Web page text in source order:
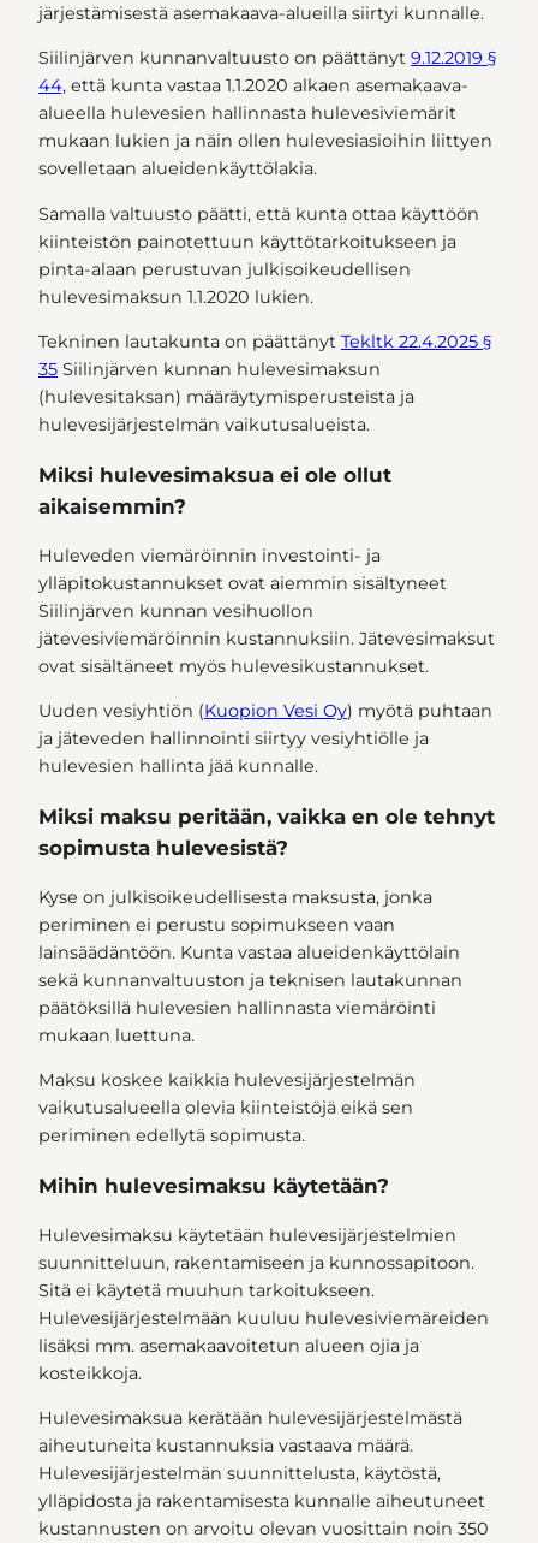
järjestämisestä asemakaava-alueilla siirtyi kunnalle.
Siilinjärven kunnanvaltuusto on päättänyt 9.12.2019 §
44, että kunta vastaa 1.1.2020 alkaen asemakaava-
alueella hulevesien hallinnasta hulevesiviemärit
mukaan lukien ja näin ollen hulevesiasioihin liittyen
sovelletaan alueidenkäyttölakia.
Samalla valtuusto päätti, että kunta ottaa käyttöön
kiinteistön painotettuun käyttötarkoitukseen ja
pinta-alaan perustuvan julkisoikeudellisen
hulevesimaksun 1.1.2020 lukien.
Tekninen lautakunta on päättänyt Tekltk 22.4.2025 §
35 Siilinjärven kunnan hulevesimaksun
(hulevesitaksan) määräytymisperusteista ja
hulevesijärjestelmän vaikutusalueista.
Miksi hulevesimaksua ei ole ollut
aikaisemmin?
Huleveden viemäröinnin investointi- ja
ylläpitokustannukset ovat aiemmin sisältyneet
Siilinjärven kunnan vesihuollon
jätevesiviemäröinnin kustannuksiin. Jätevesimaksut
ovat sisältäneet myös hulevesikustannukset.
Uuden vesiyhtiön (Kuopion Vesi Oy) myötä puhtaan
ja jäteveden hallinnointi siirtyy vesiyhtiölle ja
hulevesien hallinta jää kunnalle.
Miksi maksu peritään, vaikka en ole tehnyt
sopimusta hulevesistä?
Kyse on julkisoikeudellisesta maksusta, jonka
periminen ei perustu sopimukseen vaan
lainsäädäntöön. Kunta vastaa alueidenkäyttölain
sekä kunnanvaltuuston ja teknisen lautakunnan
päätöksillä hulevesien hallinnasta viemäröinti
mukaan luettuna.
Maksu koskee kaikkia hulevesijärjestelmän
vaikutusalueella olevia kiinteistöjä eikä sen
periminen edellytä sopimusta.
Mihin hulevesimaksu käytetään?
Hulevesimaksu käytetään hulevesijärjestelmien
suunnitteluun, rakentamiseen ja kunnossapitoon.
Sitä ei käytetä muuhun tarkoitukseen.
Hulevesijärjestelmään kuuluu hulevesiviemäreiden
lisäksi mm. asemakaavoitetun alueen ojia ja
kosteikkoja.
Hulevesimaksua kerätään hulevesijärjestelmästä
aiheutuneita kustannuksia vastaava määrä.
Hulevesijärjestelmän suunnittelusta, käytöstä,
ylläpidosta ja rakentamisesta kunnalle aiheutuneet
kustannusten on arvoitu olevan vuosittain noin 350